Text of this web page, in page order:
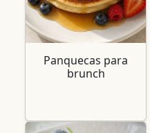
Panquecas para
brunch